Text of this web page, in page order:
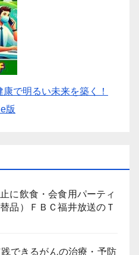
で明るい未来を築く！
版
に飲食・会食用パーティ
品）ＦＢＣ福井放送のＴ
できるがんの治療・予防